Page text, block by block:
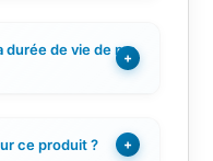
de vie de ma
+
ce produit ? +